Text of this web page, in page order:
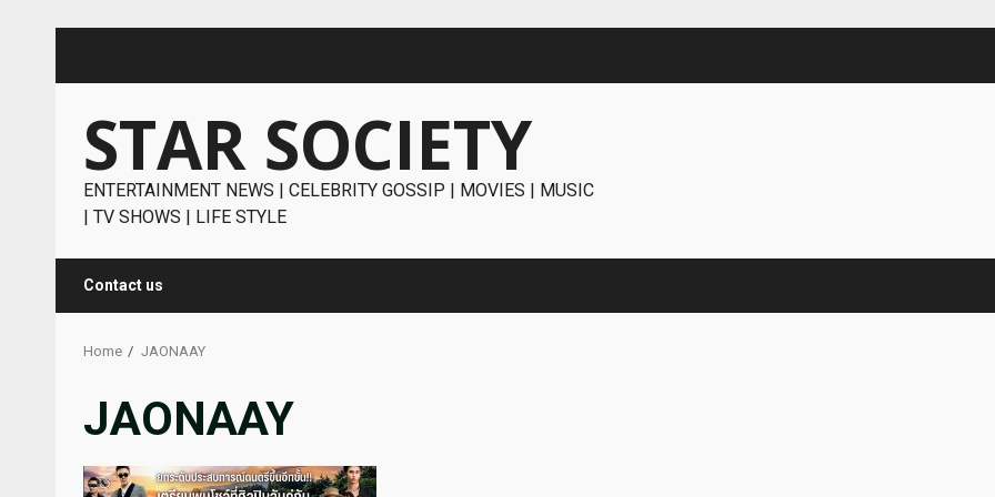
STAR SOCIETY
ENTERTAINMENT NEWS | CELEBRITY GOSSIP | MOVIES | MUSIC
| TV SHOWS | LIFE STYLE
Contact us
Home JAONAAY
JAONAAY